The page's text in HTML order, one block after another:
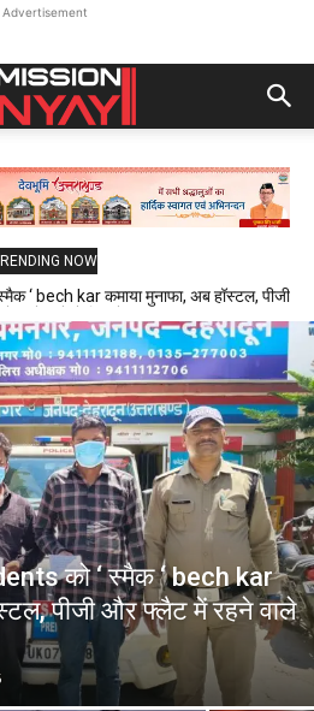
Advertisement
NOW
‘ bech kar कमाया मुनाफा, अब हॉस्टल, पीजी
को ‘ स्मैक ‘ bech kar
पीजी और फ्लैट में रहने वाले